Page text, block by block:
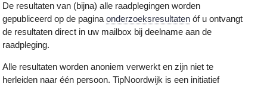
De resultaten van (bijna) alle raadplegingen worden
gepubliceerd op de paginaonderzoeksresultaten óf u ontvangt
de resultaten direct in uw mailbox bij deelname aan de
raadpleging.
Alle resultaten worden anoniem verwerkt en zijn niet te
herleiden naar één persoon. TipNoordwijk is een initiatief